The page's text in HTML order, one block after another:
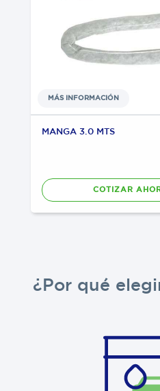
MÁS INFORMACIÓN
MANGA 3.0 MTS
COTIZAR
¿Por qué